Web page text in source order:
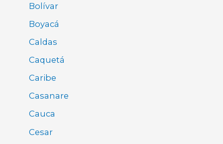
Bolívar
Boyacá
Caldas
Caquetá
Caribe
Casanare
Cauca
Cesar